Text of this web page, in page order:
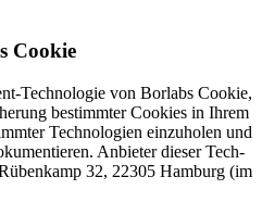
Cookie
Tech­no­logie von Borlabs Cookie,
bestimmter Coo­kies in Ihrem
Tech­no­lo­gien ein­zu­holen und
Anbieter dieser Tech­
32, 22305 Ham­burg (im